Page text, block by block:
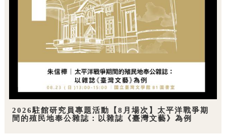
2026駐館研究員專題活動【8月場次】太平洋戰爭期
間的殖民地奉公雜誌：以雜誌《臺灣文藝》為例